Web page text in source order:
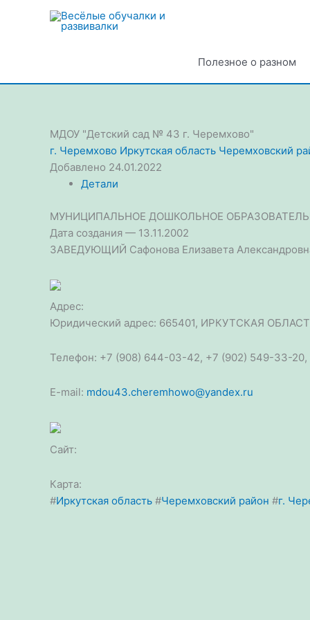
Полезное о разном
МДОУ "Детский сад № 43 г. Черемхово"
г. Черемхово Иркутская область Черемховский
Добавлено 24.01.2022
Детали
МУНИЦИПАЛЬНОЕ ДОШКОЛЬНОЕ
Дата создания — 13.11.2002
ЗАВЕДУЮЩИЙ Сафонова Елизавета
Адрес:
Юридический адрес: 665401, ИРКУТСКАЯ
Телефон: +7 (908) 644-03-42, +7 (902) 549-33-
E-mail: mdou43.cheremhowo@yandex.ru
Сайт:
Карта:
#Иркутская область #Черемховский район #г.